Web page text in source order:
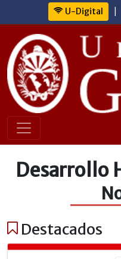
U-Digital
Desarrollo
Destacados